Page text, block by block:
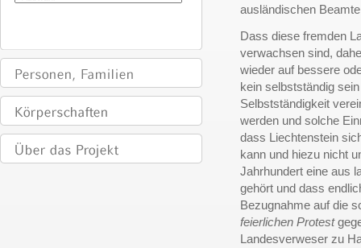
ausländischen
Dass diese fremden
verwachsen sind,
wieder auf bessere
kein selbstständig
Selbstständigkeit
werden und solche
dass Liechtenstein
kann und hiezu nicht
Jahrhundert eine aus
gehört und dass
Bezugnahme auf die
feierlichen Protest
Landesverweser zu